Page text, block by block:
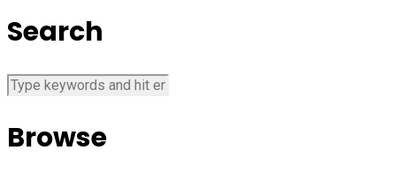
Search
Browse